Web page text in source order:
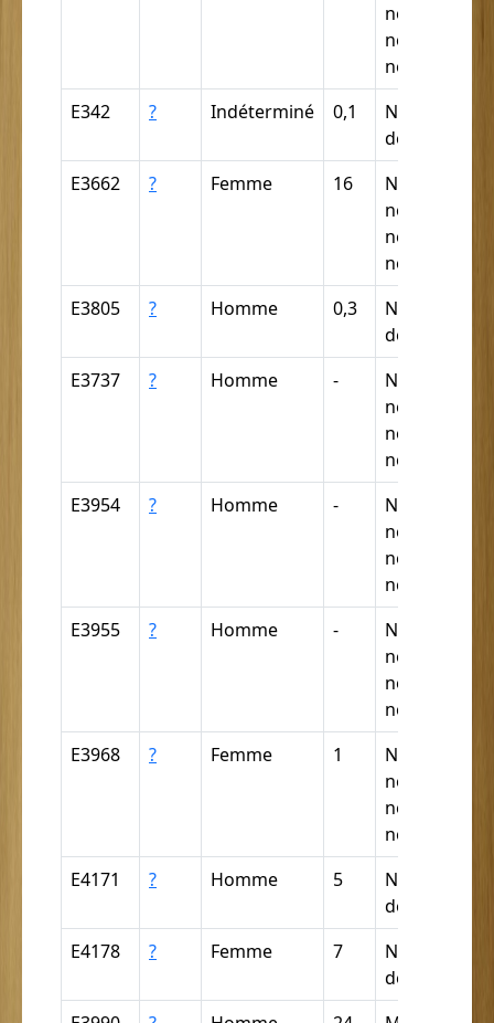
négresse,
négrillon,
négritte ...
E342
? Indéterminé 0,1
Nègre (par
déduction)
E3662
? Femme 16
Nègre,
négresse,
négrillon,
négritte ...
E3805
? Homme 0,3
Nègre (par
déduction)
E3737
? Homme -
Nègre,
négresse,
négrillon,
négritte ...
E3954
? Homme -
Nègre,
négresse,
négrillon,
négritte ...
E3955
? Homme -
Nègre,
négresse,
négrillon,
négritte ...
E3968
? Femme 1
Nègre,
négresse,
négrillon,
négritte ...
E4171
? Homme 5
Nègre (par
déduction)
E4178
? Femme 7
Nègre (par
déduction)